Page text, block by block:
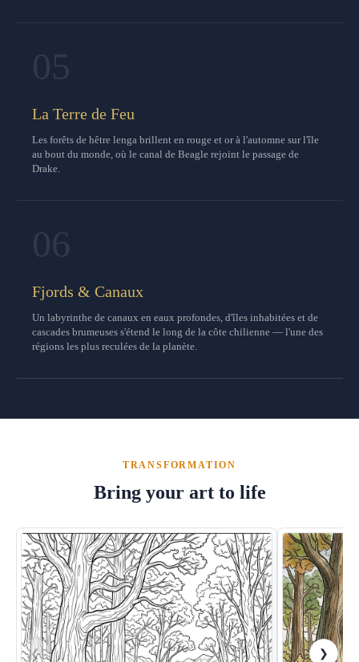
La Terre de Feu
Les forêts de hêtre lenga brillent en rouge et or à l'automne sur l'île
au bout du monde, où le canal de Beagle rejoint le passage de
Drake.
Fjords & Canaux
Un labyrinthe de canaux en eaux profondes, d'îles inhabitées et de
cascades brumeuses s'étend le long de la côte chilienne — l'une des
régions les plus reculées de la planète.
TRANSFORMATION
Bring your art to life
❮ ❯